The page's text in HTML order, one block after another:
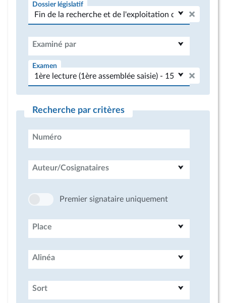
Dossier législatif
Examiné par
Examen
Recherche par critères
Numéro
Auteur/Cosignataires
Premier signataire uniquement
Place
Alinéa
Sort